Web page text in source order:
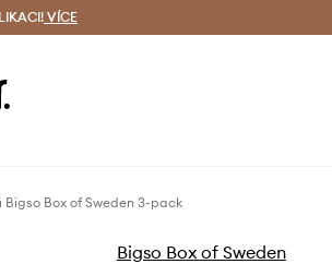
24 h VÍCE
Box of Sweden 3-pack
Bigso Box of Sweden